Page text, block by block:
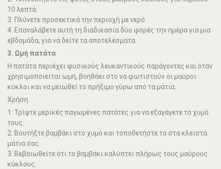
10 λεπτά.
3. Πλύνετε προσεκτικά την περιοχή με νερό.
4. Επαναλάβετε αυτή τη διαδικασία δύο φορές την ημέρα για μια
εβδομάδα, για να δείτε τα αποτελέσματα.
3. Ωμή πατάτα
Η πατάτα περιέχει φυσικούς λευκαντικούς παράγοντες και όταν
χρησιμοποιείται ωμή, βοηθάει στο να φωτιστούν οι μαύροι
κύκλοι και να μειωθεί το πρήξιμο γύρω από τα μάτια.
Χρήση
1. Τρίψτε μερικές παγωμένες πατάτες για να εξαγάγετε το χυμό
τους.
2. Βουτήξτε βαμβάκι στο χυμό και τοποθετήστε το στα κλειστά
μάτια σας.
3. Βεβαιωθείτε ότι το βαμβάκι καλύπτει πλήρως τους μαύρους
κύκλους.